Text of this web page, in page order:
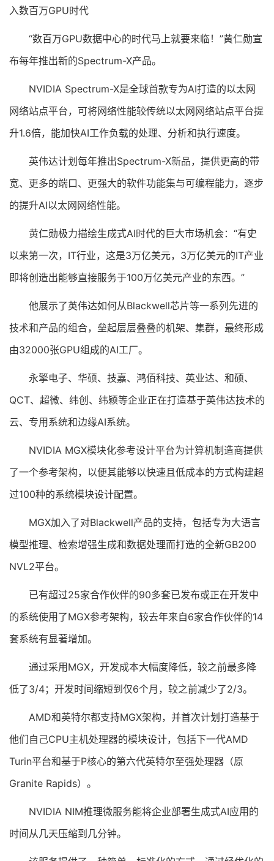
入数百万GPU时代
“数百万GPU数据中心的时代马上就要来临！”黄仁勋宣
布每年推出新的Spectrum-X产品。
NVIDIA Spectrum-X是全球首款专为AI打造的以太网
网络站点平台，可将网络性能较传统以太网网络站点平台提
升1.6倍，能加快AI工作负载的处理、分析和执行速度。
英伟达计划每年推出Spectrum-X新品，提供更高的带
宽、更多的端口、更强大的软件功能集与可编程能力，逐步
的提升AI以太网网络性能。
黄仁勋极力描绘生成式AI时代的巨大市场机会：“有史
以来第一次，IT行业，这是3万亿美元，3万亿美元的IT产业
即将创造出能够直接服务于100万亿美元产业的东西。”
他展示了英伟达如何从Blackwell芯片等一系列先进的
技术和产品的组合，垒起层层叠叠的机架、集群，最终形成
由32000张GPU组成的AI工厂。
永擎电子、华硕、技嘉、鸿佰科技、英业达、和硕、
QCT、超微、纬创、纬颖等企业正在打造基于英伟达技术的
云、专用系统和边缘AI系统。
NVIDIA MGX模块化参考设计平台为计算机制造商提供
了一个参考架构，以便其能够以快速且低成本的方式构建超
过100种的系统模块设计配置。
MGX加入了对Blackwell产品的支持，包括专为大语言
模型推理、检索增强生成和数据处理而打造的全新GB200
NVL2平台。
已有超过25家合作伙伴的90多套已发布或正在开发中
的系统使用了MGX参考架构，较去年来自6家合作伙伴的14
套系统有显著增加。
通过采用MGX，开发成本大幅度降低，较之前最多降
低了3/4；开发时间缩短到仅6个月，较之前减少了2/3。
AMD和英特尔都支持MGX架构，并首次计划打造基于
他们自己CPU主机处理器的模块设计，包括下一代AMD
Turin平台和基于P核心的第六代英特尔至强处理器（原
Granite Rapids）。
NVIDIA NIM推理微服务能将企业部署生成式AI应用的
时间从几天压缩到几分钟。